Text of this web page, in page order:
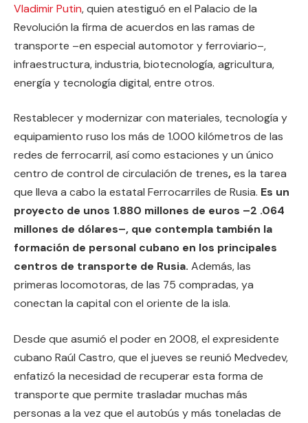
Vladimir Putin, quien atestiguó en el Palacio de la
Revolución la firma de acuerdos en las ramas de
transporte –en especial automotor y ferroviario–,
infraestructura, industria, biotecnología, agricultura,
energía y tecnología digital, entre otros.
Restablecer y modernizar con materiales, tecnología y
equipamiento ruso los más de 1.000 kilómetros de las
redes de ferrocarril, así como estaciones y un único
centro de control de circulación de trenes,es la tarea
que lleva a cabo la estatal Ferrocarriles de Rusia. Es un
proyecto de unos 1.880 millones de euros –2 .064
millones de dólares–, que contempla también la
formación de personal cubano en los principales
centros de transporte de Rusia. Además, las
primeras locomotoras, de las 75 compradas, ya
conectan la capital con el oriente de la isla.
Desde que asumió el poder en 2008, el expresidente
cubano Raúl Castro, que el jueves se reunió Medvedev,
enfatizó la necesidad de recuperar esta forma de
transporte que permite trasladar muchas más
personas a la vez que el autobús y más toneladas de